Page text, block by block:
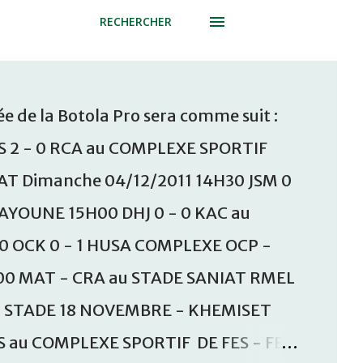
RECHERCHER
de la Botola Pro sera comme suit :
- 0 RCA au COMPLEXE SPORTIF
Dimanche 04/12/2011 14H30 JSM 0
15H00 DHJ 0 - 0 KAC au
OCK 0 - 1 HUSA COMPLEXE OCP -
MAT - CRA au STADE SANIAT RMEL
18 NOVEMBRE - KHEMISET
COMPLEXE SPORTIF DE FES - FES